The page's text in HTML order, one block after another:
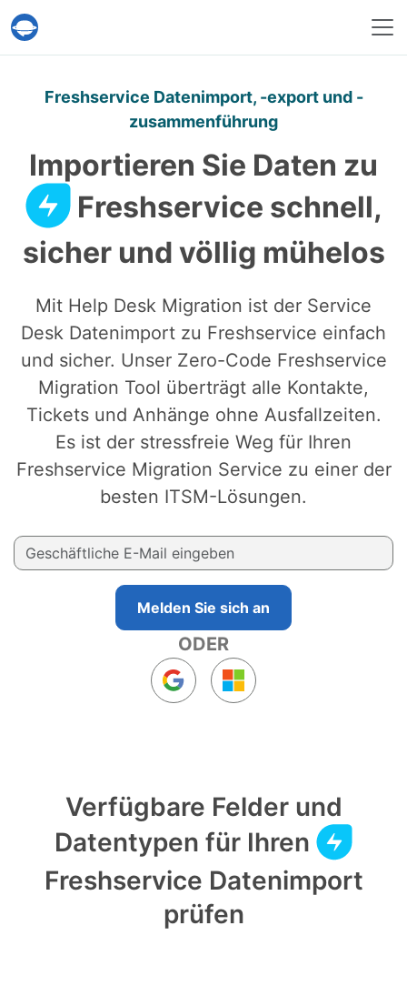
Help Desk Migration
Freshservice Datenimport, -export und -
zusammenführung
Importieren Sie Daten zu
Freshservice schnell,
sicher und völlig mühelos
Mit Help Desk Migration ist der Service
Desk Datenimport zu Freshservice einfach
und sicher. Unser Zero-Code Freshservice
Migration Tool überträgt alle Kontakte,
Tickets und Anhänge ohne Ausfallzeiten.
Es ist der stressfreie Weg für Ihren
Freshservice Migration Service zu einer der
besten ITSM-Lösungen.
Melden Sie sich an
ODER
Verfügbare Felder und
Datentypen für Ihren
Freshservice Datenimport
prüfen